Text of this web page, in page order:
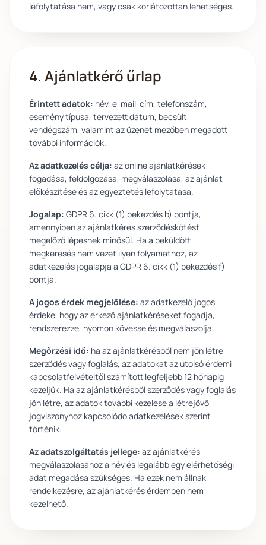
lefolytatása nem, vagy csak korlátozottan lehetséges.
4. Ajánlatkérő űrlap
Érintett adatok: név, e-mail-cím, telefonszám,
esemény típusa, tervezett dátum, becsült
vendégszám, valamint az üzenet mezőben megadott
további információk.
Az adatkezelés célja: az online ajánlatkérések
fogadása, feldolgozása, megválaszolása, az ajánlat
előkészítése és az egyeztetés lefolytatása.
Jogalap: GDPR 6. cikk (1) bekezdés b) pontja,
amennyiben az ajánlatkérés szerződéskötést
megelőző lépésnek minősül. Ha a beküldött
megkeresés nem vezet ilyen folyamathoz, az
adatkezelés jogalapja a GDPR 6. cikk (1) bekezdés f)
pontja.
A jogos érdek megjelölése: az adatkezelő jogos
érdeke, hogy az érkező ajánlatkéréseket fogadja,
rendszerezze, nyomon kövesse és megválaszolja.
Megőrzési idő: ha az ajánlatkérésből nem jön létre
szerződés vagy foglalás, az adatokat az utolsó érdemi
kapcsolatfelvételtől számított legfeljebb 12 hónapig
kezeljük. Ha az ajánlatkérésből szerződés vagy foglalás
jön létre, az adatok további kezelése a létrejövő
jogviszonyhoz kapcsolódó adatkezelések szerint
történik.
Az adatszolgáltatás jellege: az ajánlatkérés
megválaszolásához a név és legalább egy elérhetőségi
adat megadása szükséges. Ha ezek nem állnak
rendelkezésre, az ajánlatkérés érdemben nem
kezelhető.